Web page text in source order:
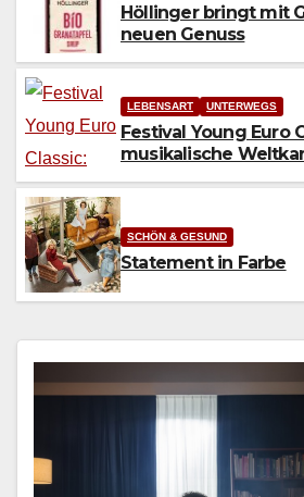
Höllinger bringt mit
neuen Genuss
LEBENSART UNTERWEGS
Festival Young Euro
musikalische
SCHÖN & GESUND
Statement in Farbe